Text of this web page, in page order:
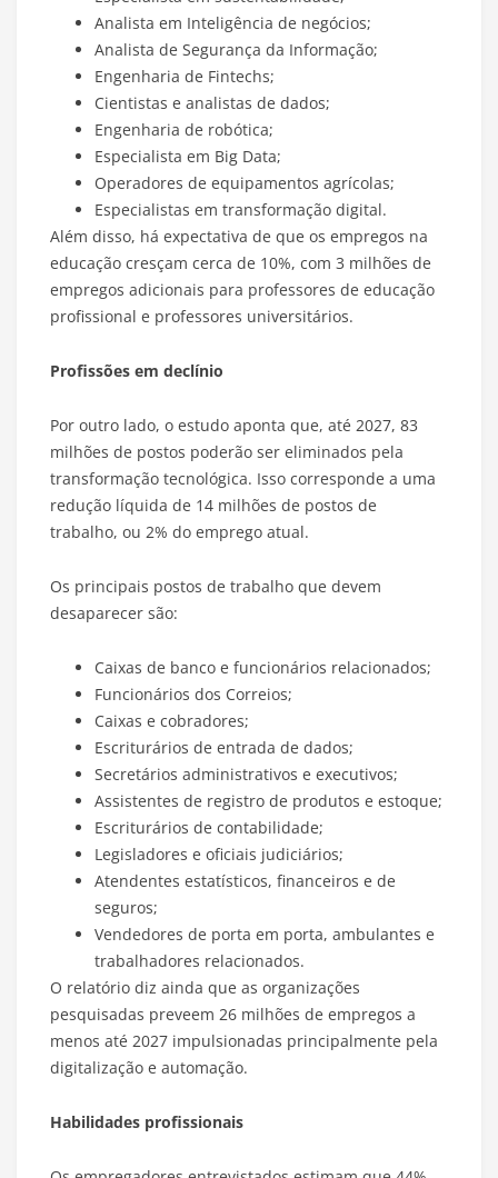
Analista em Inteligência de negócios;
Analista de Segurança da Informação;
Engenharia de Fintechs;
Cientistas e analistas de dados;
Engenharia de robótica;
Especialista em Big Data;
Operadores de equipamentos agrícolas;
Especialistas em transformação digital.
Além disso, há expectativa de que os empregos na
educação cresçam cerca de 10%, com 3 milhões de
empregos adicionais para professores de educação
profissional e professores universitários.
Profissões em declínio
Por outro lado, o estudo aponta que, até 2027, 83
milhões de postos poderão ser eliminados pela
transformação tecnológica. Isso corresponde a uma
redução líquida de 14 milhões de postos de
trabalho, ou 2% do emprego atual.
Os principais postos de trabalho que devem
desaparecer são:
Caixas de banco e funcionários relacionados;
Funcionários dos Correios;
Caixas e cobradores;
Escriturários de entrada de dados;
Secretários administrativos e executivos;
Assistentes de registro de produtos e estoque;
Escriturários de contabilidade;
Legisladores e oficiais judiciários;
Atendentes estatísticos, financeiros e de
seguros;
Vendedores de porta em porta, ambulantes e
trabalhadores relacionados.
O relatório diz ainda que as organizações
pesquisadas preveem 26 milhões de empregos a
menos até 2027 impulsionadas principalmente pela
digitalização e automação.
Habilidades profissionais